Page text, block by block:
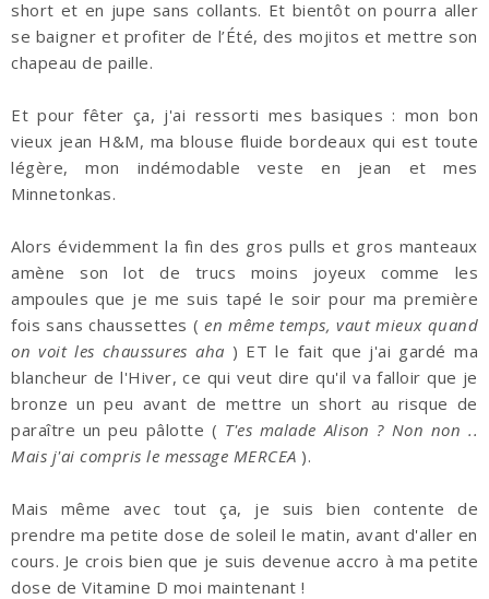
short et en jupe sans collants. Et bientôt on pourra aller
se baigner et profiter de l’Été, des mojitos et mettre son
chapeau de paille.
Et pour fêter ça, j'ai ressorti mes basiques : mon bon
vieux jean H&M, ma blouse fluide bordeaux qui est toute
légère, mon indémodable veste en jean et mes
Minnetonkas.
Alors évidemment la fin des gros pulls et gros manteaux
amène son lot de trucs moins joyeux comme les
ampoules que je me suis tapé le soir pour ma première
fois sans chaussettes ( en même temps, vaut mieux quand
on voit les chaussures aha ) ET le fait que j'ai gardé ma
blancheur de l'Hiver, ce qui veut dire qu'il va falloir que je
bronze un peu avant de mettre un short au risque de
paraître un peu pâlotte ( T'es malade Alison ? Non non ..
Mais j'ai compris le message MERCEA ).
Mais même avec tout ça, je suis bien contente de
prendre ma petite dose de soleil le matin, avant d'aller en
cours. Je crois bien que je suis devenue accro à ma petite
dose de Vitamine D moi maintenant !